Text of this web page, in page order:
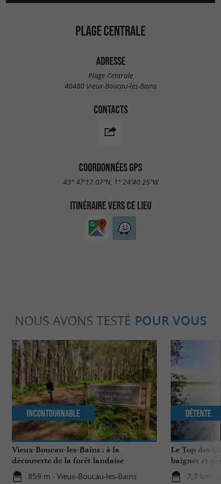
PLAGE CENTRALE
ADRESSE
Plage Centrale
40480 Vieux-Boucau-les-Bains
CONTACTS
COORDONNÉES GPS
43° 47'17.07"N, 1° 24'40.25"W
ITINÉRAIRE VERS CE LIEU
NOUS AVONS TESTÉ POUR VOUS
Vieux-Boucau-les-Bains : à la
découverte de la forêt landaise
859 m - Vieux-Boucau-les-Bains
Incontournable
Le Top des
baigner et
famille
7,7 km -
Détente